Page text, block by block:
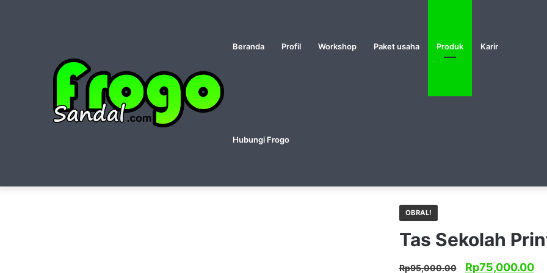
Beranda Profil Workshop Paket usaha Produk Karir
Hubungi Frogo
OBRAL!
Tas Sekolah
Rp95,000.00
Harga
Rp75,000.00